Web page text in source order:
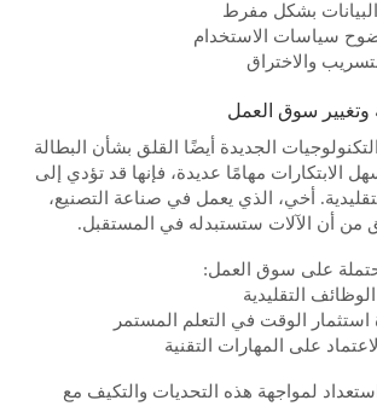
بشكل مفرط
سياسات الاستخدام
والاختراق
وتغيير سوق العمل
الجديدة أيضًا القلق بشأن البطالة
الابتكارات مهامًا عديدة، فإنها قد تؤدي إلى
أخي، الذي يعمل في صناعة التصنيع،
أن الآلات ستستبدله في المستقبل.
على سوق العمل:
التقليدية
الوقت في التعلم المستمر
على المهارات التقنية
لمواجهة هذه التحديات والتكيف مع